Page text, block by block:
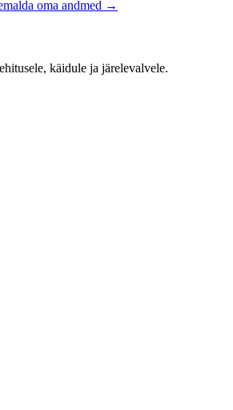
oma andmed →
käidule ja järelevalvele.